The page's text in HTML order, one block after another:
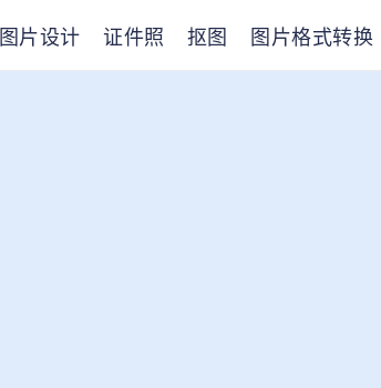
图片设计 证件照 抠图 图片格式转换